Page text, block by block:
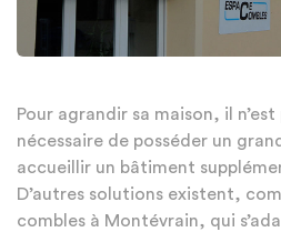
Pour agrandir sa maison, il
nécessaire de posséder un
accueillir un bâtiment
D’autres solutions existent,
combles à Montévrain, qui